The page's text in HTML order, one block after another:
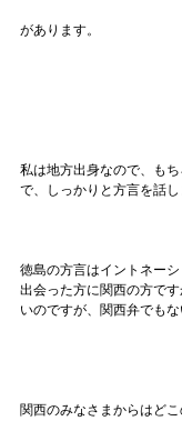
があります。
私は地方出身なので、も
で、しっかりと方言を話し
徳島の方言はイントネーシ
出会った方に関西の方で
いのですが、関西弁でもな
関西のみなさまからはどこ